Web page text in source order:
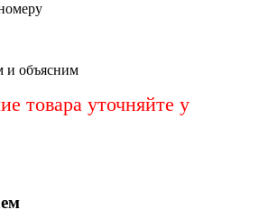
и объясним
товара уточняйте у